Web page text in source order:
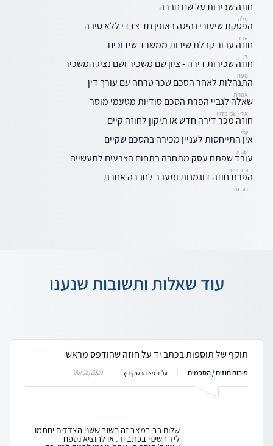
חוזה שכירות על שם חברה
גילה
הפסקת שיעורי נהיגה באופן חד צדדי ללא סיבה
ארז
חוזה עבור קבלת שירות ממשרד שידוכים
דן
חוזה שכירות דירה - ציון שם משכיר ושם נציג המשכיר
נועה
התנהלות לאחר הסכם שכר טרחה עם עורך דין
אפרת
שאלה לגביי הפרת הסכם סודיות מטעמי מוסר
אור (שם בדוי)
חוזה מכר דירה חדש או תיקון לחוזה קיים
יוסי
אין התייחסות לעניין מכירה בהסכם שקיים
שגיא
עובד שפתח עסק מתחרה בתחום הצבעים לתעשייה
ורד ביטון
הפרת חוזה דוגמנות ומעבר לחברה אחרת
נעמה
עוד שאלות ותשובות שנענו
תוקף של תוספות בכתב יד על חוזה שהודפס מראש
פורום חוזים / הסכמים עו"ד גיא הרשקוביץ 06/02/2020
שלום רב במצב זה חשוב ששני הצדדים יחתמו
ליד השינוי בכתב יד. או להוציא נספח